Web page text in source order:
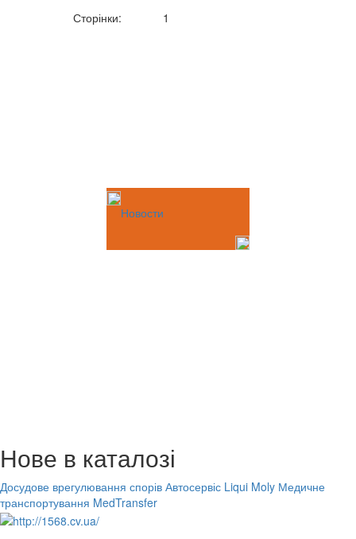
Сторінки: 1
Новости
Нове в каталозі
Досудове врегулювання спорів Автосервіс Liqui Moly Медичне
транспортування MedTransfer